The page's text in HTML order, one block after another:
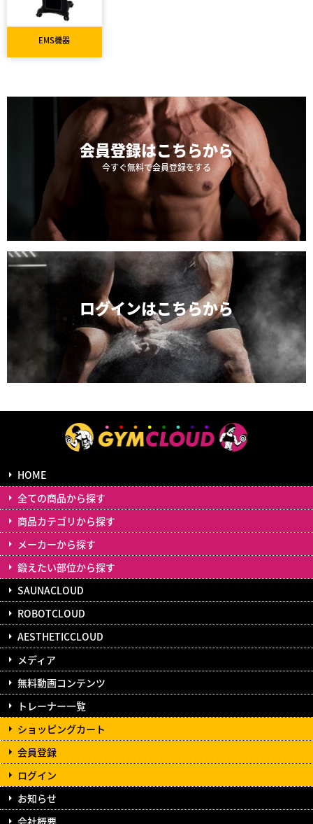
EMS機器
会員登録はこちらから
今すぐ無料で会員登録をする
ログインはこちらから
HOME
全ての商品から探す
商品カテゴリから探す
メーカーから探す
鍛えたい部位から探す
SAUNACLOUD
ROBOTCLOUD
AESTHETICCLOUD
メディア
無料動画コンテンツ
トレーナー一覧
ショッピングカート
会員登録
ログイン
お知らせ